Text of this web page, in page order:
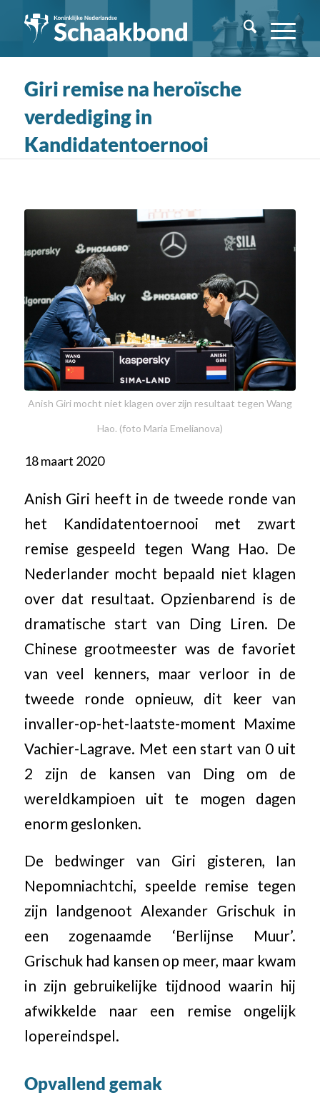
Giri remise na heroïsche
verdediging in
Kandidatentoernooi
Anish Giri mocht niet klagen over zijn resultaat tegen Wang
Hao. (foto Maria Emelianova)
18 maart 2020
Anish Giri heeft in de tweede ronde van
het Kandidatentoernooi met zwart
remise gespeeld tegen Wang Hao. De
Nederlander mocht bepaald niet klagen
over dat resultaat. Opzienbarend is de
dramatische start van Ding Liren. De
Chinese grootmeester was de favoriet
van veel kenners, maar verloor in de
tweede ronde opnieuw, dit keer van
invaller-op-het-laatste-moment Maxime
Vachier-Lagrave. Met een start van 0 uit
2 zijn de kansen van Ding om de
wereldkampioen uit te mogen dagen
enorm geslonken.
De bedwinger van Giri gisteren, Ian
Nepomniachtchi, speelde remise tegen
zijn landgenoot Alexander Grischuk in
een zogenaamde ‘Berlijnse Muur’.
Grischuk had kansen op meer, maar kwam
in zijn gebruikelijke tijdnood waarin hij
afwikkelde naar een remise ongelijk
lopereindspel.
Opvallend gemak